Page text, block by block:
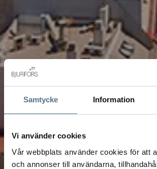
Samtycke Information
Vi använder cookies
Vår webbplats använder cookies för att
och annonser till användarna,